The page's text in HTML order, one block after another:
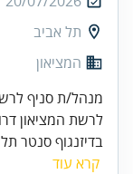
תל אביב
המציאון
מנהל/ת סניף
לרשת המציאון
בדיזנגוף סנטר
קרא עוד